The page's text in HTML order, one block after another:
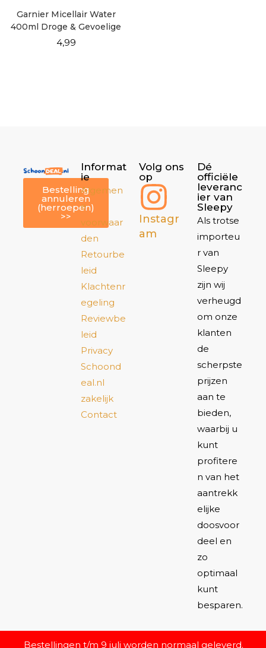
Garnier Micellair Water
400ml Droge & Gevoelige
Huid
4,99
Bestelling
annuleren
(herroepen)
>>
Informat
ie
Algemen
e
voorwaar
den
Retourbe
leid
Klachtenr
egeling
Reviewbe
leid
Privacy
Schoond
eal.nl
zakelijk
Contact
Volg ons
op
Instagr
am
Dé
officiële
leveranc
ier van
Sleepy
Als trotse
importeu
r van
Sleepy
zijn wij
verheugd
om onze
klanten
de
scherpste
prijzen
aan te
bieden,
waarbij u
kunt
profitere
n van het
aantrekk
elijke
doosvoor
deel en
zo
optimaal
kunt
besparen.
Bestellingen t/m 9 juli worden normaal geleverd.